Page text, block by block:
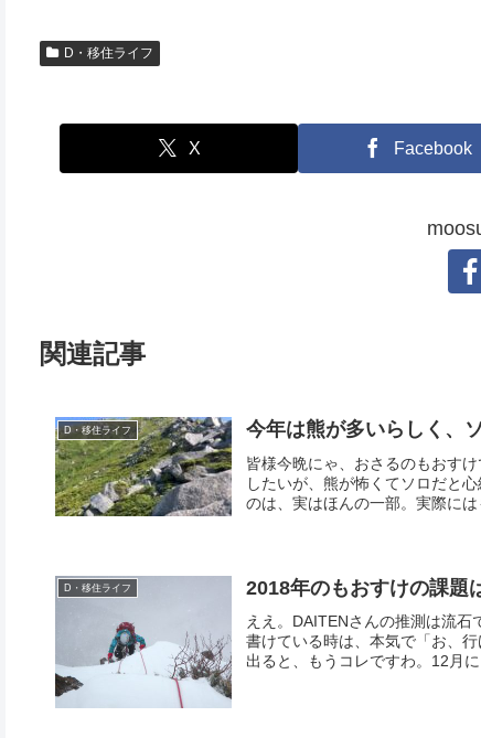
D・移住ライフ
X Facebook
関連記事
D・移住ライフ 今年は熊が多いらしく、
皆様今晩にゃ、おさるのもおす
したいが、熊が怖くてソロだと
のは、実はほんの一部。実際には
D・移住ライフ 2018年のもおすけの課題
ええ。DAITENさんの推測は流
書けている時は、本気で「お、
出ると、もうコレですわ。12月に